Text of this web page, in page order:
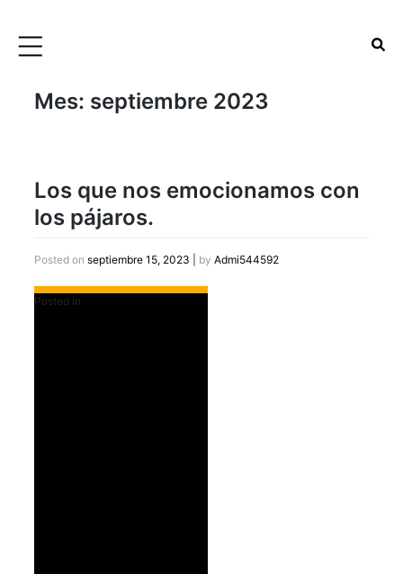
Mes: septiembre 2023
Los que nos emocionamos con
los pájaros.
Posted on septiembre 15, 2023 by Admi544592
Posted in